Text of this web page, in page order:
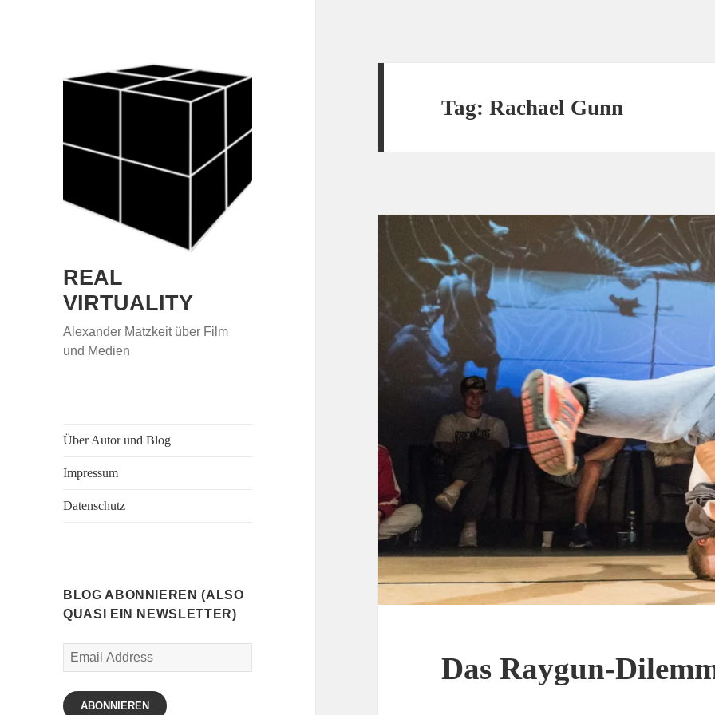
REAL
VIRTUALITY
Alexander Matzkeit über Film
und Medien
Über Autor und Blog
Impressum
Datenschutz
BLOG ABONNIEREN (ALSO
QUASI EIN NEWSLETTER)
Email
Address
ABONNIEREN
Tag:Rachael Gunn
Das Raygun-